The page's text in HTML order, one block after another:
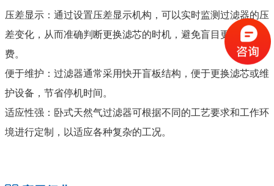
压差显示：通过设置压差显示机构，可以实时监测过滤器的压
差变化，从而准确判断更换滤芯的时机，避免盲目更换和浪
费。
便于维护：过滤器通常采用快开盲板结构，便于更换滤芯或维
护设备，节省停机时间。
适应性强：卧式天然气过滤器可根据不同的工艺要求和工作环
境进行定制，以适应各种复杂的工况。